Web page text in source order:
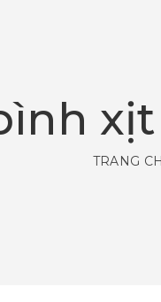
TRANG